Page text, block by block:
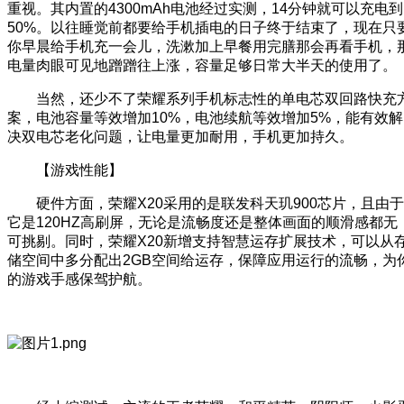
重视。其内置的4300mAh电池经过实测，14分钟就可以充电到
50%。以往睡觉前都要给手机插电的日子终于结束了，现在只
你早晨给手机充一会儿，洗漱加上早餐用完膳那会再看手机，
电量肉眼可见地蹭蹭往上涨，容量足够日常大半天的使用了。
当然，还少不了荣耀系列手机标志性的单电芯双回路快充
案，电池容量等效增加10%，电池续航等效增加5%，能有效解
决双电芯老化问题，让电量更加耐用，手机更加持久。
【游戏性能】
硬件方面，荣耀X20采用的是联发科天玑900芯片，且由于
它是120HZ高刷屏，无论是流畅度还是整体画面的顺滑感都无
可挑剔。同时，荣耀X20新增支持智慧运存扩展技术，可以从
储空间中多分配出2GB空间给运存，保障应用运行的流畅，为
的游戏手感保驾护航。